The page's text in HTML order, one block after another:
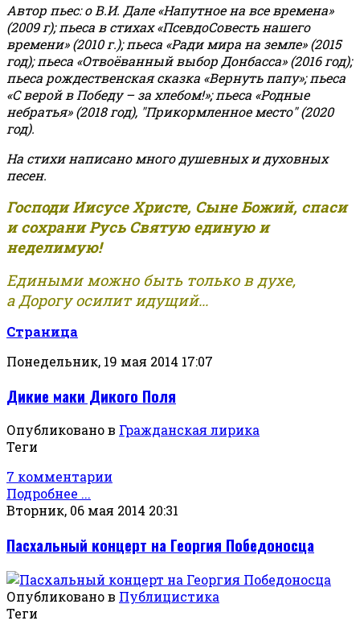
Автор пьес: о В.И. Дале «Напутное на все времена»
(2009 г); пьеса в стихах «ПсевдоСовесть нашего
времени» (2010 г.); пьеса «Ради мира на земле» (2015
год); пьеса «Отвоёванный выбор Донбасса» (2016 год);
пьеса рождественская сказка «Вернуть папу»; пьеса
«С верой в Победу – за хлебом!»;пьеса «Родные
небратья» (2018 год), "Прикормленное место" (2020
год).
На стихи написано много душевных и духовных
песен.
Господи Иисусе Христе, Сыне Божий, спаси
и сохрани Русь Святую единую и
неделимую!
Едиными можно быть только в духе,
а Дорогу осилит идущий...
Страница
Понедельник, 19 мая 2014 17:07
Дикие маки Дикого Поля
Опубликовано в Гражданская лирика
Теги
7 комментарии
Подробнее ...
Вторник, 06 мая 2014 20:31
Пасхальный концерт на Георгия Победоносца
Опубликовано в Публицистика
Теги